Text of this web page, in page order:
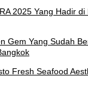
2025 Yang Hadir
Gem Yang Sudah
Fresh Seafood